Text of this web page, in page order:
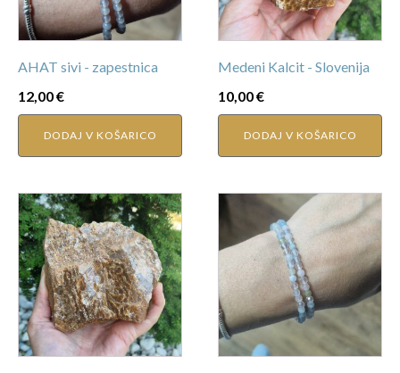
AHAT sivi - zapestnica
12,00€
DODAJ V KOŠARICO
Medeni Kalcit - Slovenija
10,00€
DODAJ V KOŠARICO